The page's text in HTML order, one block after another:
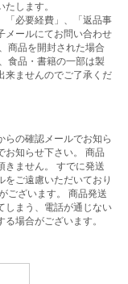
たします。
「必要経費」、「返品事
メールにてお問い合わせ
商品を開封された場合
食品・書籍の一部は製
来ませんのでご了承くだ
らの確認メールでお知ら
お知らせ下さい。 商品
きません。 すでに発送
ご遠慮いただいており
ございます。 商品発送
しまう、電話が通じない
場合がございます。